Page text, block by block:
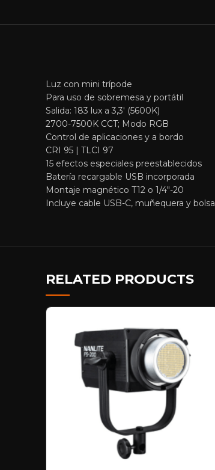
Luz con mini trípode
Para uso de sobremesa y portátil
Salida: 183 lux a 3,3′ (5600K)
2700-7500K CCT; Modo RGB
Control de aplicaciones y a bordo
CRI 95 | TLCI 97
15 efectos especiales preestablecidos
Batería recargable USB incorporada
Montaje magnético T12 o 1/4″-20
Incluye cable USB-C, muñequera y bolsa
RELATED PRODUCTS